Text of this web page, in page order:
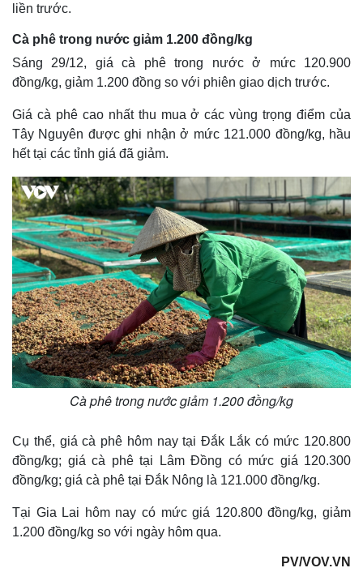
liền trước.
Cà phê trong nước giảm 1.200 đồng/kg
Sáng 29/12, giá cà phê trong nước ở mức 120.900
đồng/kg, giảm 1.200 đồng so với phiên giao dịch trước.
Giá cà phê cao nhất thu mua ở các vùng trọng điểm của
Tây Nguyên được ghi nhận ở mức 121.000 đồng/kg, hầu
hết tại các tỉnh giá đã giảm.
Cà phê trong nước giảm 1.200 đồng/kg
Cụ thể, giá cà phê hôm nay tại Đắk Lắk có mức 120.800
đồng/kg; giá cà phê tại Lâm Đồng có mức giá 120.300
đồng/kg; giá cà phê tại Đắk Nông là 121.000 đồng/kg.
Tại Gia Lai hôm nay có mức giá 120.800 đồng/kg, giảm
1.200 đồng/kg so với ngày hôm qua.
PV/VOV.VN